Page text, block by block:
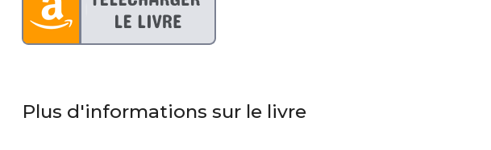
Plus d'informations sur le livre